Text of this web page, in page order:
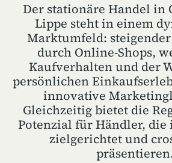
Der stationäre Handel in
Lippe steht in einem
Marktumfeld:
durch Online-Shops,
Kaufverhalten und der
persönlichen
innovative
Gleichzeitig bietet die
Potenzial für Händler, die
zielgerichtet und